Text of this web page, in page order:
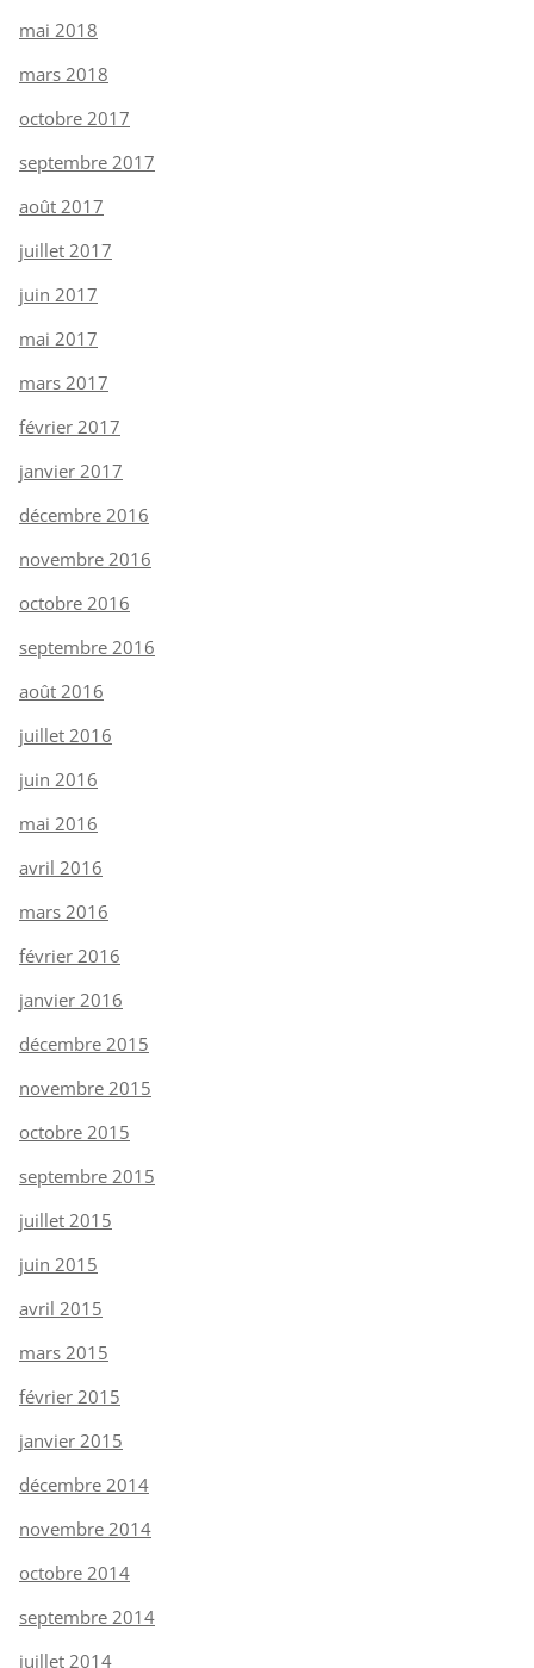
mai 2018
mars 2018
octobre 2017
septembre 2017
août 2017
juillet 2017
juin 2017
mai 2017
mars 2017
février 2017
janvier 2017
décembre 2016
novembre 2016
octobre 2016
septembre 2016
août 2016
juillet 2016
juin 2016
mai 2016
avril 2016
mars 2016
février 2016
janvier 2016
décembre 2015
novembre 2015
octobre 2015
septembre 2015
juillet 2015
juin 2015
avril 2015
mars 2015
février 2015
janvier 2015
décembre 2014
novembre 2014
octobre 2014
septembre 2014
juillet 2014